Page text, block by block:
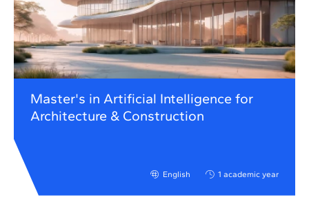
Master's in Artificial Intelligence for
Architecture & Construction
English 1 academic year